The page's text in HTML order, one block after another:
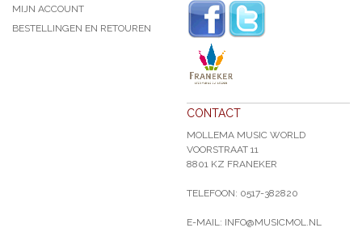
MIJN ACCOUNT
BESTELLINGEN EN RETOUREN
CONTACT
MOLLEMA MUSIC WORLD
VOORSTRAAT 11
8801 KZ FRANEKER
TELEFOON: 0517-382820
E-MAIL: INFO@MUSICMOL.NL